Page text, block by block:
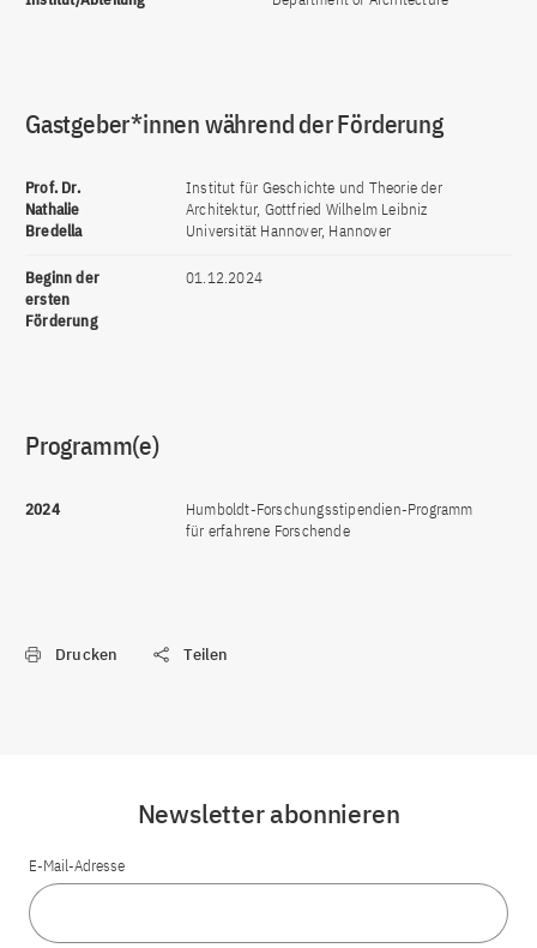
Gastgeber*innen während der Förderung
Prof. Dr.
Nathalie
Bredella
Institut für Geschichte und Theorie der
Architektur, Gottfried Wilhelm Leibniz
Universität Hannover, Hannover
Beginn der
ersten
Förderung
01.12.2024
Programm(e)
2024
Humboldt-Forschungsstipendien-Programm
für erfahrene Forschende
Drucken Teilen
Newsletter abonnieren
E-Mail-Adresse